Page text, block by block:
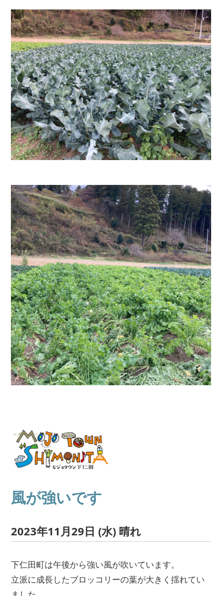
風が強いです
2023年11月29日 (水) 晴れ
下仁田町は午後から強い風が吹いています。
立派に成長したブロッコリーの葉が大きく揺れてい